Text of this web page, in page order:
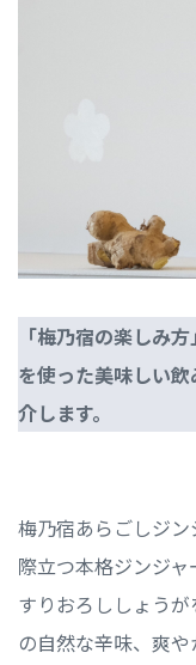
「梅乃宿の楽しみ
を使った美味しい
介します。
梅乃宿あらごしジ
際立つ本格ジンジャ
すりおろししょう
の自然な辛味、爽や